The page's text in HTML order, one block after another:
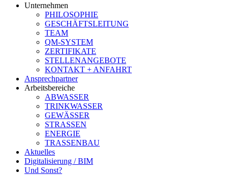
Unternehmen
PHILOSOPHIE
GESCHÄFTSLEITUNG
TEAM
QM-SYSTEM
ZERTIFIKATE
STELLENANGEBOTE
KONTAKT + ANFAHRT
Ansprechpartner
Arbeitsbereiche
ABWASSER
TRINKWASSER
GEWÄSSER
STRASSEN
ENERGIE
TRASSENBAU
Aktuelles
Digitalisierung / BIM
Und Sonst?